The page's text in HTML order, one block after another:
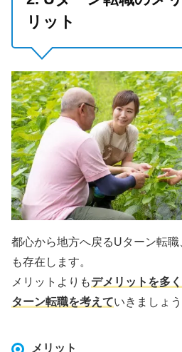
リット
都心から地方へ戻るUターン転
も存在します。
メリットよりもデメリットを多
ターン転職を考えていきましょう
メリット